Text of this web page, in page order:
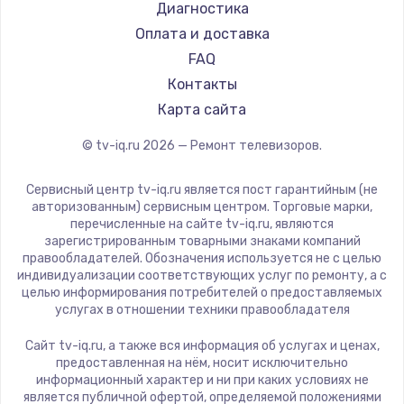
Замена видеокарты
1600 руб.
Заказать
Ремонт разъема питания
880 руб.
Заказать
Замена видеочипа
2745 руб.
Заказать
2600 руб.
Заказать
Hyundai
Doffler
Hiper
Grundig
HITACHI
Yandex
National
iFFALCON
Tuvio
Nord
BenQ
Диагностика
Оплата и доставка
FAQ
Контакты
Карта сайта
© tv-iq.ru 2026 — Ремонт телевизоров.
Сервисный центр tv-iq.ru является пост гарантийным (не
авторизованным) сервисным центром. Торговые марки,
перечисленные на сайте tv-iq.ru, являются
зарегистрированным товарными знаками компаний
правообладателей. Обозначения используется не с целью
индивидуализации соответствующих услуг по ремонту, а с
целью информирования потребителей о предоставляемых
услугах в отношении техники правообладателя
Сайт tv-iq.ru, а также вся информация об услугах и ценах,
предоставленная на нём, носит исключительно
информационный характер и ни при каких условиях не
является публичной офертой, определяемой положениями